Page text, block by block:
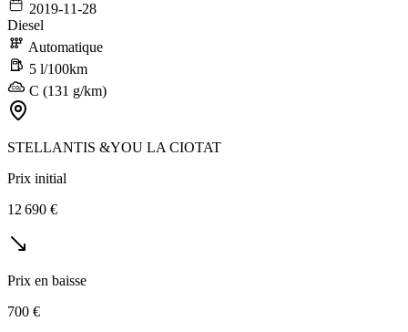
2019-11-28
Diesel
Automatique
5 l/100km
C (131 g/km)
STELLANTIS &YOU LA CIOTAT
Prix initial
12 690 €
Prix en baisse
700 €